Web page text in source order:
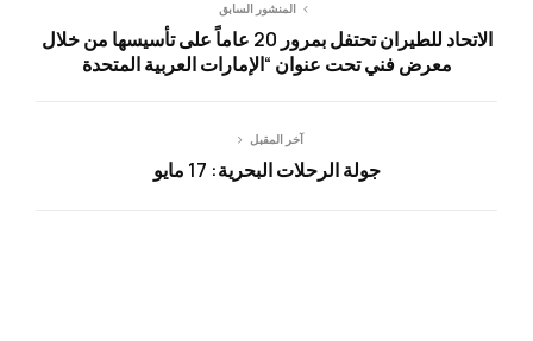
المنشور السابق
الاتحاد للطيران تحتفل بمرور 20 عاماً على تأسيسها من خلال
معرض فني تحت عنوان “الإمارات العربية المتحدة
آخر المقبل
جولة الرحلات البحرية: 17 مايو